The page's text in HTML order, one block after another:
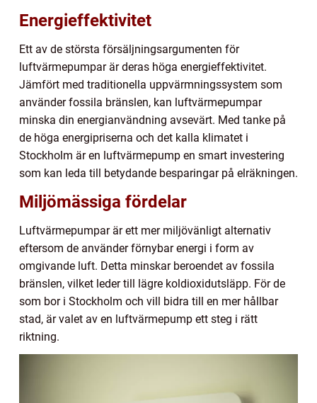
Energieffektivitet
Ett av de största försäljningsargumenten för
luftvärmepumpar är deras höga energieffektivitet.
Jämfört med traditionella uppvärmningssystem som
använder fossila bränslen, kan luftvärmepumpar
minska din energianvändning avsevärt. Med tanke på
de höga energipriserna och det kalla klimatet i
Stockholm är en luftvärmepump en smart investering
som kan leda till betydande besparingar på elräkningen.
Miljömässiga fördelar
Luftvärmepumpar är ett mer miljövänligt alternativ
eftersom de använder förnybar energi i form av
omgivande luft. Detta minskar beroendet av fossila
bränslen, vilket leder till lägre koldioxidutsläpp. För de
som bor i Stockholm och vill bidra till en mer hållbar
stad, är valet av en luftvärmepump ett steg i rätt
riktning.